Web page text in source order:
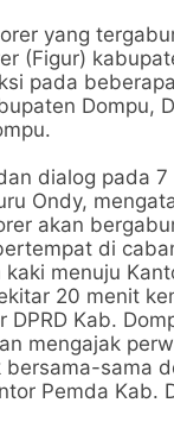
yang
(Figur)
pada
Dompu,
dialog pada
Ondy,
akan
di
menuju
20 menit
DPRD Kab.
mengajak
bersama-sama
Pemda Kab.